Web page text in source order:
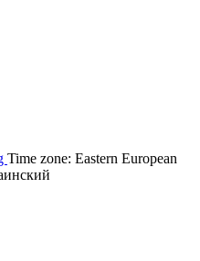
Time zone: Eastern European